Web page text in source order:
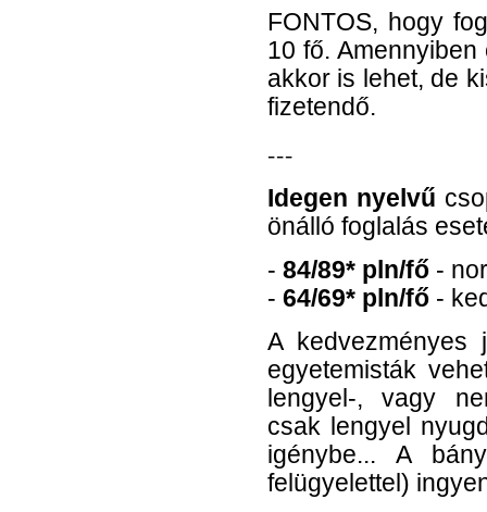
FONTOS, hogy
10 fő.
akkor is lehet, de
fizetendő.
---
Idegen nyelvű
önálló foglalás
- 84/89* pln/fő-
- 64/69* pln/fő-
A
egyetemisták
lengyel-, vagy
csak lengyel
igénybe... A
felügyelettel)